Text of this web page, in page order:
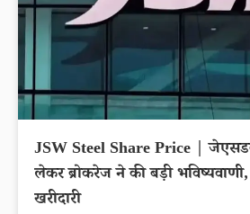
JSW Steel Share Price |
लेकर ब्रोकरेज ने की बड़ी
खरीदारी